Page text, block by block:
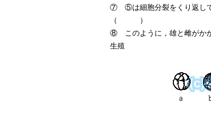
⑦ ⑤は細胞分裂をくり返して
（ ）
⑧ このように，雄と雌が
生殖